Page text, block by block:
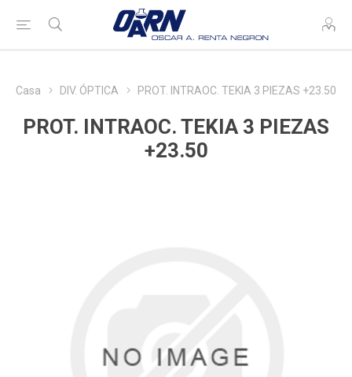
Casa DIV. ÓPTICA PROT. INTRAOC. TEKIA 3 PIEZAS +23.50
PROT. INTRAOC. TEKIA 3 PIEZAS
+23.50